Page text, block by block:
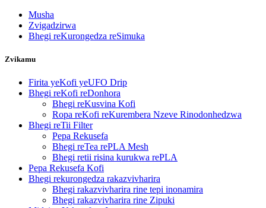
Musha
Zvigadzirwa
Bhegi reKurongedza reSimuka
Zvikamu
Firita yeKofi yeUFO Drip
Bhegi reKofi reDonhora
Bhegi reKusvina Kofi
Ropa reKofi reKurembera Nzeve Rinodonhedzwa
Bhegi reTii Filter
Pepa Rekusefa
Bhegi reTea rePLA Mesh
Bhegi retii risina kurukwa rePLA
Pepa Rekusefa Kofi
Bhegi rekurongedza rakazvivharira
Bhegi rakazvivharira rine tepi inonamira
Bhegi rakazvivharira rine Zipuki